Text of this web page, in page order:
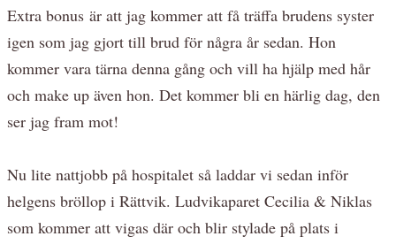
Extra bonus är att jag kommer att få träffa brudens syster
igen som jag gjort till brud för några år sedan. Hon
kommer vara tärna denna gång och vill ha hjälp med hår
och make up även hon. Det kommer bli en härlig dag, den
ser jag fram mot!
Nu lite nattjobb på hospitalet så laddar vi sedan inför
helgens bröllop i Rättvik. Ludvikaparet Cecilia & Niklas
som kommer att vigas där och blir stylade på plats i